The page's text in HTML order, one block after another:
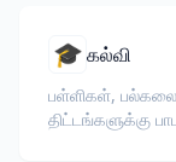
🎓கல்வி
பள்ளிகள்,
திட்டங்களுக்கு